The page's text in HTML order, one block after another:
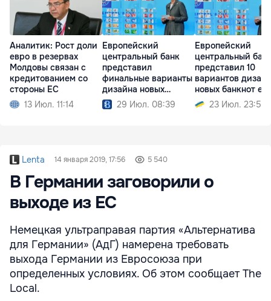
Аналитик: Рост доли
евро в резервах
Молдовы связан с
кредитованием со
стороны ЕС
13 Июл. 11:14
Европейский
центральный банк
представил
финальные варианты
дизайна новых
банкнот евро
29 Июл. 08:39
Европейский
центральный
представил 10
вариантов
новых банкнот
23 Июл. 23:51
Lenta 14 января 2019, 17:56 5 540
В Германии заговорили о
выходе из ЕС
Немецкая ультраправая партия «Альтернатива
для Германии» (АдГ) намерена требовать
выхода Германии из Евросоюза при
определенных условиях. Об этом сообщает The
Local.